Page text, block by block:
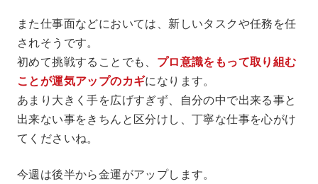
また仕事面などにおいては、新しいタスクや任務を任
されそうです。
初めて挑戦することでも、 プロ意識をもって取り組む
ことが運気アップのカギになります。
あまり大きく手を広げすぎず、自分の中で出来る事と
出来ない事をきちんと区分けし、丁寧な仕事を心がけ
てくださいね。
今週は後半から金運がアップします。